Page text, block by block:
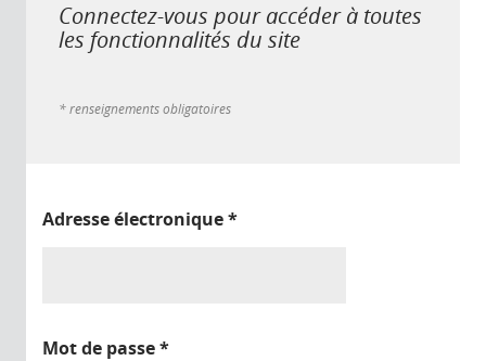
Connectez-vous pour accéder à toutes
les fonctionnalités du site
* renseignements obligatoires
Adresse électronique*
Mot de passe*